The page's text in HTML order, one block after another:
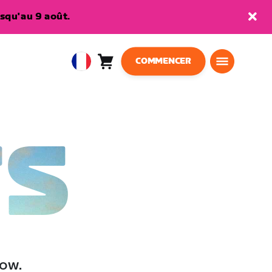
9 août.
EuropeanPanier 0
COMMENCER